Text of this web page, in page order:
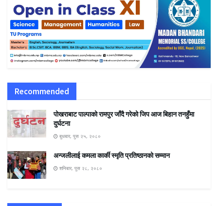
Recommended
पोखराबाट पाल्पाको रामपुर जाँदै गरेको जिप आज बिहान तनहुँमा
दुर्घटना
बुधबार, पुस २५, २०८०
अन्जलीलाई कमला कार्की स्मृति प्रतिष्ठानको सम्मान
शनिबार, पुस २८, २०८०